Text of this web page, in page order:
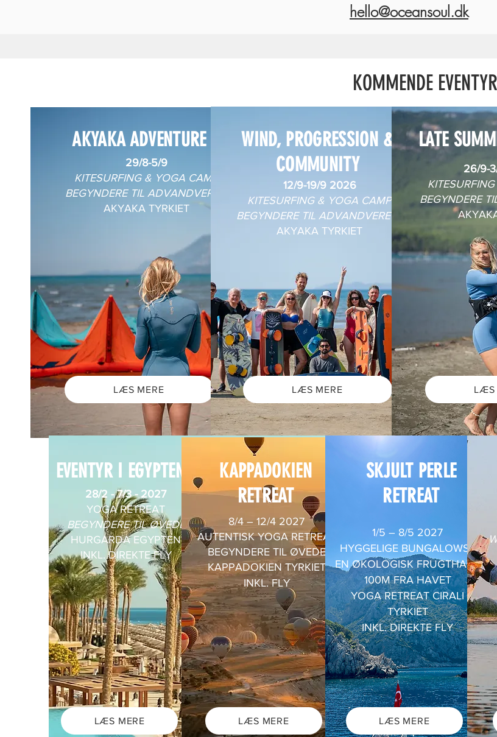
hello@oceansoul.dk
KOMMENDE EVENTYR
AKYAKA ADVENTURE
29/8-5/9
KITESURFING & YOGA CAMP
BEGYNDERE TIL ADVANDVERET
AKYAKA TYRKIET
LÆS MERE
WIND, PROGRESSION &
COMMUNITY
LÆS MERE
12/9-19/9 2026
KITESURFING & YOGA CAMP
BEGYNDERE TIL ADVANDVERET
AKYAKA TYRKIET
LATE
LÆS
26/9-
BEGYNDERE
EVENTYR I EGYPTEN
28/2 - 7/3 - 2027
YOGA RETREAT
BEGYNDERE TIL ØVEDE
HURGARDA EGYPTEN
INKL. DIREKTE FLY
LÆS MERE
KAPPADOKIEN
RETREAT
8/4 – 12/4 2027
AUTENTISK YOGA RETREAT
BEGYNDERE TIL ØVEDE
KAPPADOKIEN TYRKIET
INKL. FLY
LÆS MERE
SKJULT PERLE
RETREAT
1/5 – 8/5 2027
HYGGELIGE BUNGALOWS I
EN ØKOLOGISK FRUGTHAVE
100M FRA HAVET​
YOGA RETREAT CIRALI
TYRKIET
INKL. DIREKTE FLY
LÆS MERE